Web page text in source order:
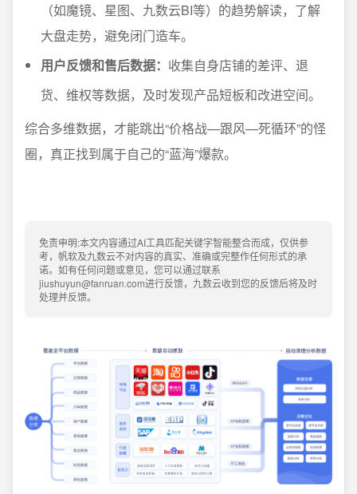
（如魔镜、星图、九数云BI等）的趋势解读，了解
大盘走势，避免闭门造车。
用户反馈和售后数据： 收集自身店铺的差评、退
货、维权等数据，及时发现产品短板和改进空间。
综合多维数据，才能跳出“价格战—跟风—死循环”的怪
圈，真正找到属于自己的“蓝海”爆款。
免责申明:本文内容通过AI工具匹配关键字智能整合而成，仅供参
考，帆软及九数云不对内容的真实、准确或完整作任何形式的承
诺。如有任何问题或意见，您可以通过联系
jiushuyun@fanruan.com进行反馈，九数云收到您的反馈后将及时
处理并反馈。